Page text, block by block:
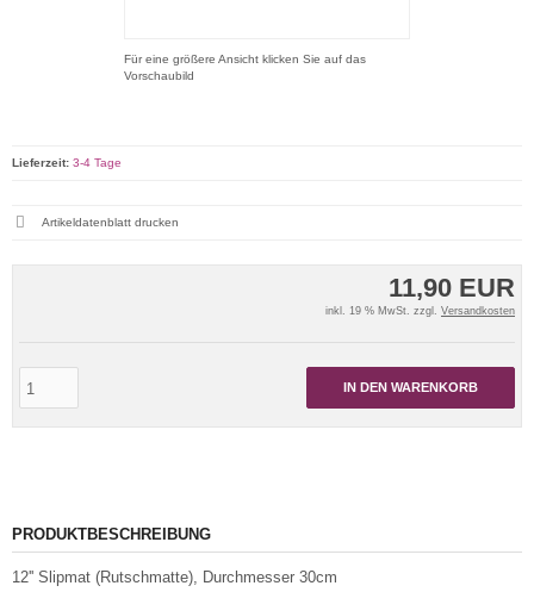
Für eine größere Ansicht klicken Sie auf das
Vorschaubild
11,90 EUR
inkl. 19 % MwSt. zzgl. Versandkosten
IN DEN WARENKORB
Lieferzeit: 3-4 Tage
Artikeldatenblatt drucken
PRODUKTBESCHREIBUNG
12'' Slipmat (Rutschmatte), Durchmesser 30cm